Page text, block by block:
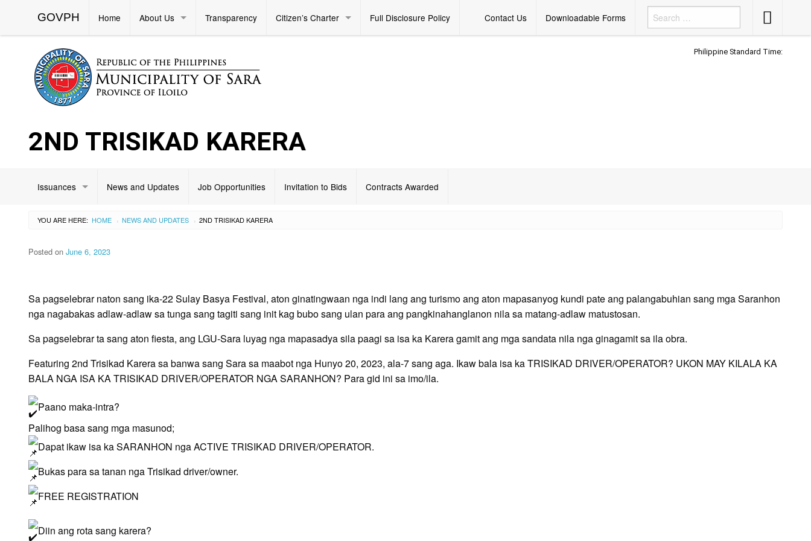
GOVPH Home About Us Transparency Citizen’s Charter Full Disclosure Policy Contact Us Downloadable Forms Accessibility
Button
Philippine Standard Time:
2ND TRISIKAD KARERA
Issuances News and Updates Job Opportunities Invitation to Bids Contracts Awarded
YOU ARE HERE: HOME › NEWS AND UPDATES › 2ND TRISIKAD KARERA
Posted on June 6, 2023
Sa pagselebrar naton sang ika-22 Sulay Basya Festival, aton ginatingwaan nga indi lang ang turismo ang aton mapasanyog kundi pate ang palangabuhian sang mga Saranhon
nga nagabakas adlaw-adlaw sa tunga sang tagiti sang init kag bubo sang ulan para ang pangkinahanglanon nila sa matang-adlaw matustosan.
Sa pagselebrar ta sang aton fiesta, ang LGU-Sara luyag nga mapasadya sila paagi sa isa ka Karera gamit ang mga sandata nila nga ginagamit sa ila obra.
Featuring 2nd Trisikad Karera sa banwa sang Sara sa maabot nga Hunyo 20, 2023, ala-7 sang aga. Ikaw bala isa ka TRISIKAD DRIVER/OPERATOR? UKON MAY KILALA KA
BALA NGA ISA KA TRISIKAD DRIVER/OPERATOR NGA SARANHON? Para gid ini sa imo/ila.
Paano maka-intra?
Palihog basa sang mga masunod;
Dapat ikaw isa ka SARANHON nga ACTIVE TRISIKAD DRIVER/OPERATOR.
Bukas para sa tanan nga Trisikad driver/owner.
FREE REGISTRATION
Diin ang rota sang karera?